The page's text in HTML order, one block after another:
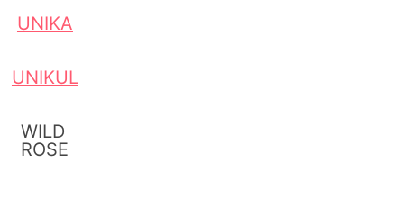
UNIKA
UNIKUL
WILD
ROSE